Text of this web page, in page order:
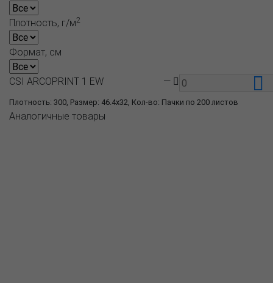
Плотность, г/м2
Формат, см
Плотность: 300, Размер: 46.4x32, Кол-во: Пачки по 200 листов
CSI ARCOPRINT 1 EW —
Аналогичные товары